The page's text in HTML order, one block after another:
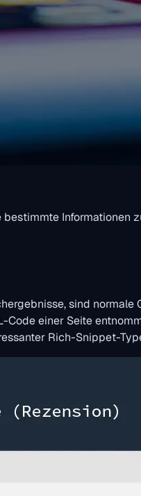
sind
einer Seite
Rich-Snippet-